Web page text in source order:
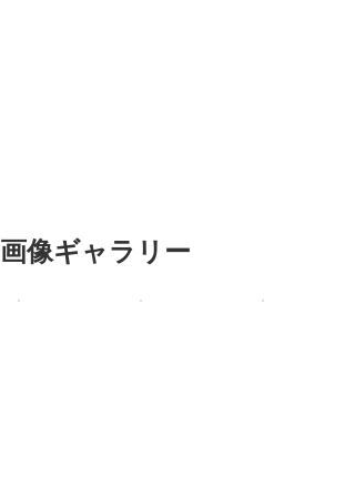
画像ギャラリー